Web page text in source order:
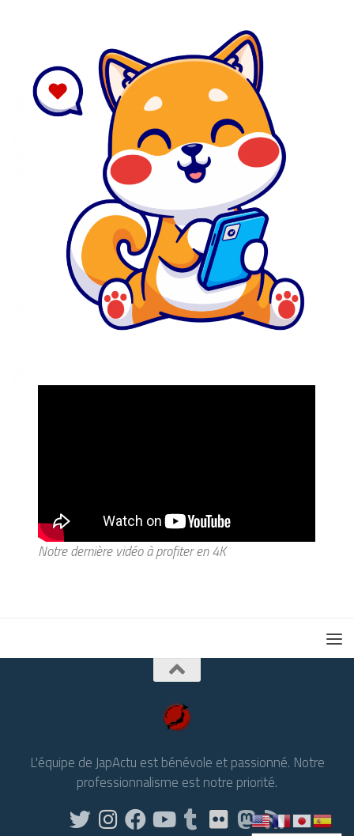
Notre dernière vidéo à profiter en 4K
L'équipe de JapActu est bénévole et passionné. Notre
professionnalisme est notre priorité.